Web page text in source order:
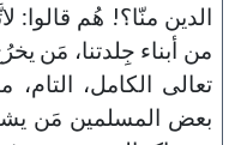
الدين منّا؟! هُم قالوا:
من أبناء جِلدتنا، مَن
تعالى الكامل، التام،
بعض المسلمين مَن